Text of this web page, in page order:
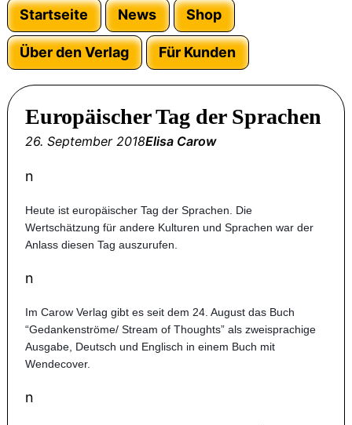
Startseite News Shop
Über den Verlag Für Kunden
Europäischer Tag der Sprachen
26. September 2018Elisa Carow
n
Heute ist europäischer Tag der Sprachen. Die
Wertschätzung für andere Kulturen und Sprachen war der
Anlass diesen Tag auszurufen.
n
Im Carow Verlag gibt es seit dem 24. August das Buch
“Gedankenströme/ Stream of Thoughts” als zweisprachige
Ausgabe, Deutsch und Englisch in einem Buch mit
Wendecover.
n